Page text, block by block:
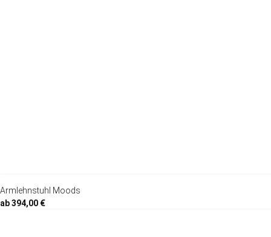
Armlehnstuhl Moods
ab 394,00 €